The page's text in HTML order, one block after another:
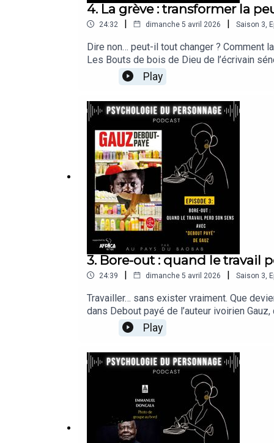
4. La grève : transformer la
24:32 | dimanche 5 avril 2026 | Saison 3
Dire non… peut-il tout changer ? Comment
Les Bouts de bois de Dieu de l’écrivain
historique, le travail devient un lieu de
Deviens, nous explorons ce basculement
films et de livres. Comment le travail, les
entre fiction et réalité. 🎧✨🤝 Ce podcast
#WorkReimaginedStoryLab pour porter un
Play
3. Bore-out : quand le travail
24:39 | dimanche 5 avril 2026 | Saison 3,
Travailler… sans exister vraiment. Que
dans Debout payé de l’auteur ivoirien
physiquement, mais absents
projection.Avec Assa Djelou, thérapeute
on est réduit à une fonction ? Que fait
analyse intime des personnages de films
sensible du monde du travail en Afrique,
No Filter, dans le cadre du projet
Play